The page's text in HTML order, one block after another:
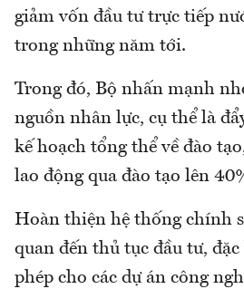
giảm vốn đầu tư trực tiếp
trong những năm tới.
Trong đó, Bộ nhấn mạnh
nguồn nhân lực, cụ thể là
kế hoạch tổng thể về đào
lao động qua đào tạo lên
Hoàn thiện hệ thống chính
quan đến thủ tục đầu tư,
phép cho các dự án công